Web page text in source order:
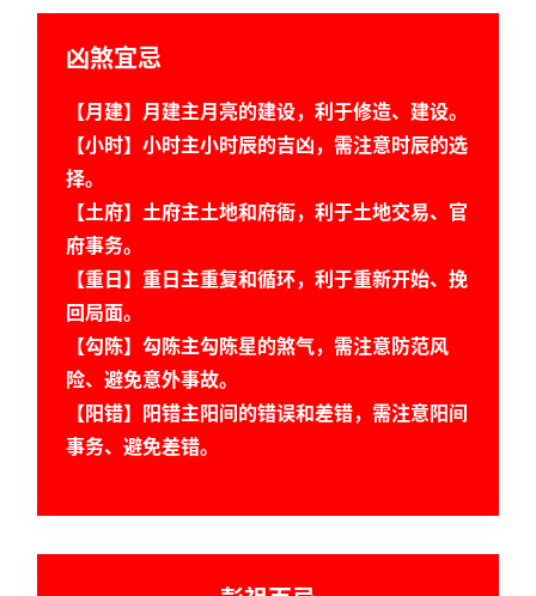
凶煞宜忌
【月建】月建主月亮的建设，利于修造、建设。
【小时】小时主小时辰的吉凶，需注意时辰的选
择。
【土府】土府主土地和府衙，利于土地交易、官
府事务。
【重日】重日主重复和循环，利于重新开始、挽
回局面。
【勾陈】勾陈主勾陈星的煞气，需注意防范风
险、避免意外事故。
【阳错】阳错主阳间的错误和差错，需注意阳间
事务、避免差错。